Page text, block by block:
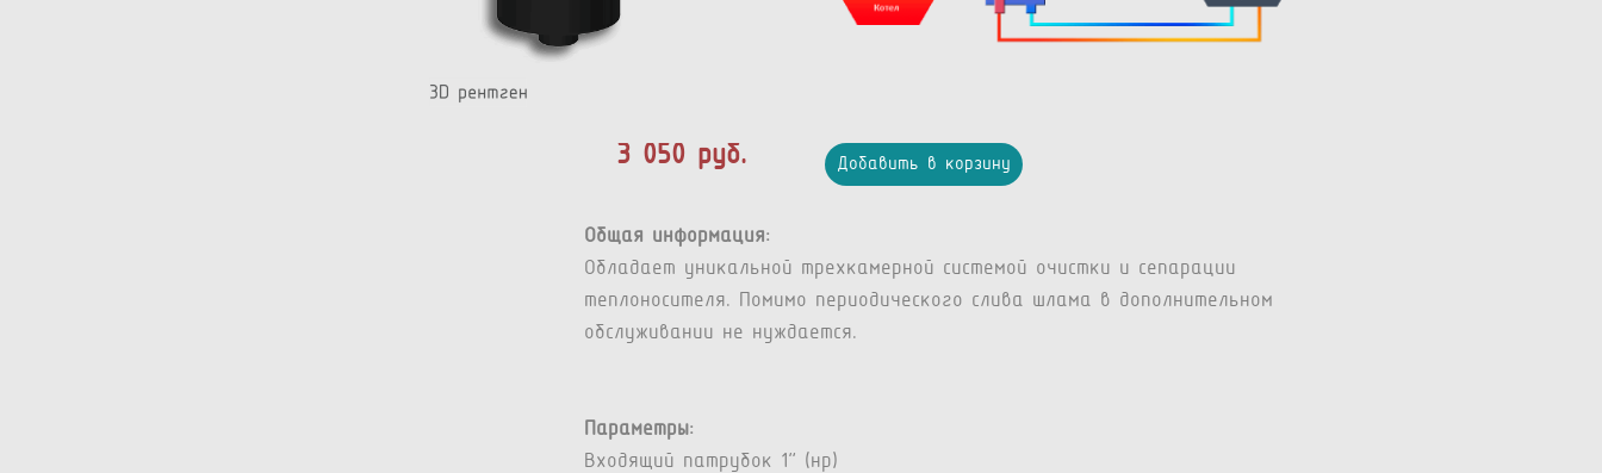
3 050 руб. Добавить в корзину
Общая информация:
Обладает уникальной трехкамерной системой очистки и сепарации
теплоносителя. Помимо периодического слива шлама в дополнительном
обслуживании не нуждается.
Параметры:
Входящий патрубок 1” (нр)